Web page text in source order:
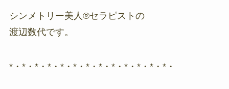
シンメトリー美人®セラピストの
渡辺数代です。
*・*・*・*・*・*・*・*・*・*・*・*・*・